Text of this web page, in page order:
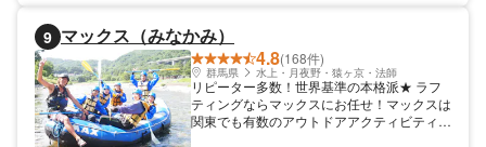
アー前後にゆったりとお過ごしいただけま
す。また、高崎市内のいちご園のジェラート
（4種類）も販売しており、ツアー後のひと
休みにぴったりです。 21:46 みきちゃん 四
万湖（しまこ）は、「四万ブルー」と称され
る神秘的な青さが魅力の湖です。 静かな水
9 マックス（みなかみ）
4.8(168件)
群馬県 水上・月夜野・猿ヶ京・法師
リピーター多数！世界基準の本格派★ ラフ
ティングならマックスにお任せ！マックスは
関東でも有数のアウトドアアクティビティの